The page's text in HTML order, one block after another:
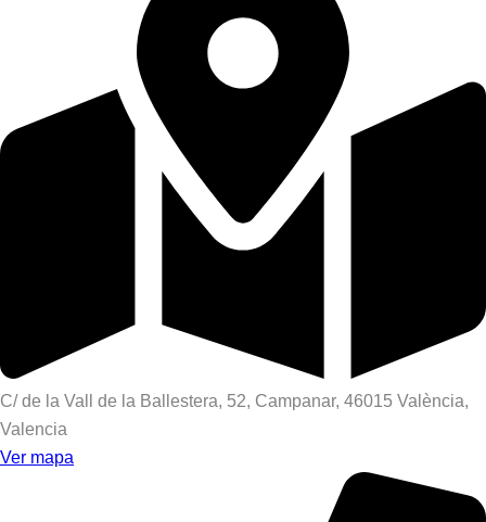
C/ de la Vall de la Ballestera, 52, Campanar, 46015 València,
Valencia
Ver mapa